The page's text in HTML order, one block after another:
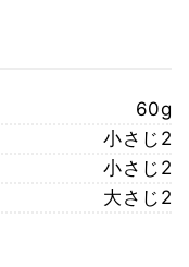
60g
小さじ2
小さじ2
大さじ2